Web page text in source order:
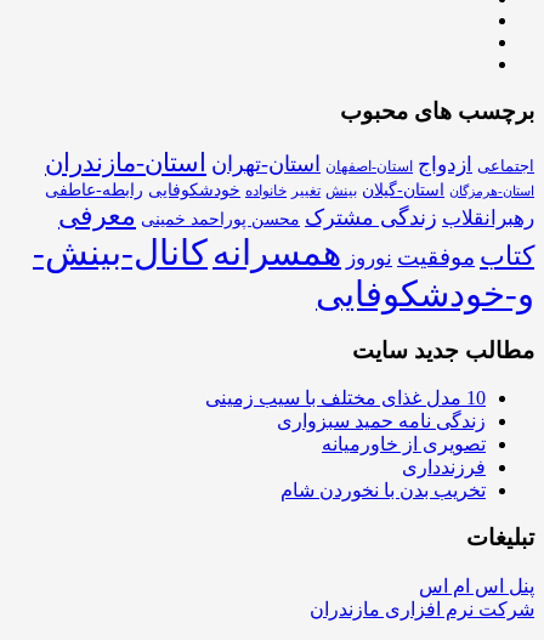
برچسب های محبوب
اجتماعی ازدواج استان-اصفهان استان-تهران استان-مازندران
استان-هرمزگان استان-گیلان بینش تغییر خانواده خودشکوفایی رابطه-عاطفی
رهبرانقلاب زندگی مشترک محسن پوراحمد خمینی معرفی
کتاب موفقیت نوروز همسرانهکانال-بینش-
و-خودشکوفایی
مطالب جدید سایت
10 مدل غذای مختلف با سیب زمینی
زندگی نامه حمید سبزواری
تصویری از خاورمیانه
فرزندداری
تخریب بدن با نخوردن شام
تبلیغات
پنل اس ام اس
شرکت نرم افزاری مازندران